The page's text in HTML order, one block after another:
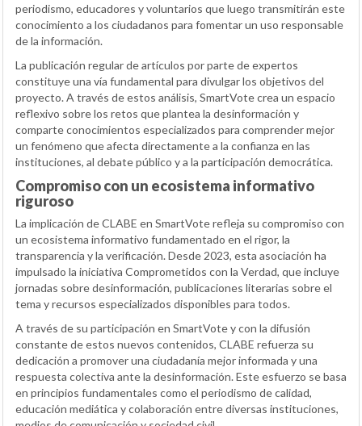
periodismo, educadores y voluntarios que luego transmitirán este
conocimiento a los ciudadanos para fomentar un uso responsable
de la información.
La publicación regular de artículos por parte de expertos
constituye una vía fundamental para divulgar los objetivos del
proyecto. A través de estos análisis, SmartVote crea un espacio
reflexivo sobre los retos que plantea la desinformación y
comparte conocimientos especializados para comprender mejor
un fenómeno que afecta directamente a la confianza en las
instituciones, al debate público y a la participación democrática.
Compromiso con un ecosistema informativo
riguroso
La implicación de CLABE en SmartVote refleja su compromiso con
un ecosistema informativo fundamentado en el rigor, la
transparencia y la verificación. Desde 2023, esta asociación ha
impulsado la iniciativa Comprometidos con la Verdad, que incluye
jornadas sobre desinformación, publicaciones literarias sobre el
tema y recursos especializados disponibles para todos.
A través de su participación en SmartVote y con la difusión
constante de estos nuevos contenidos, CLABE refuerza su
dedicación a promover una ciudadanía mejor informada y una
respuesta colectiva ante la desinformación. Este esfuerzo se basa
en principios fundamentales como el periodismo de calidad,
educación mediática y colaboración entre diversas instituciones,